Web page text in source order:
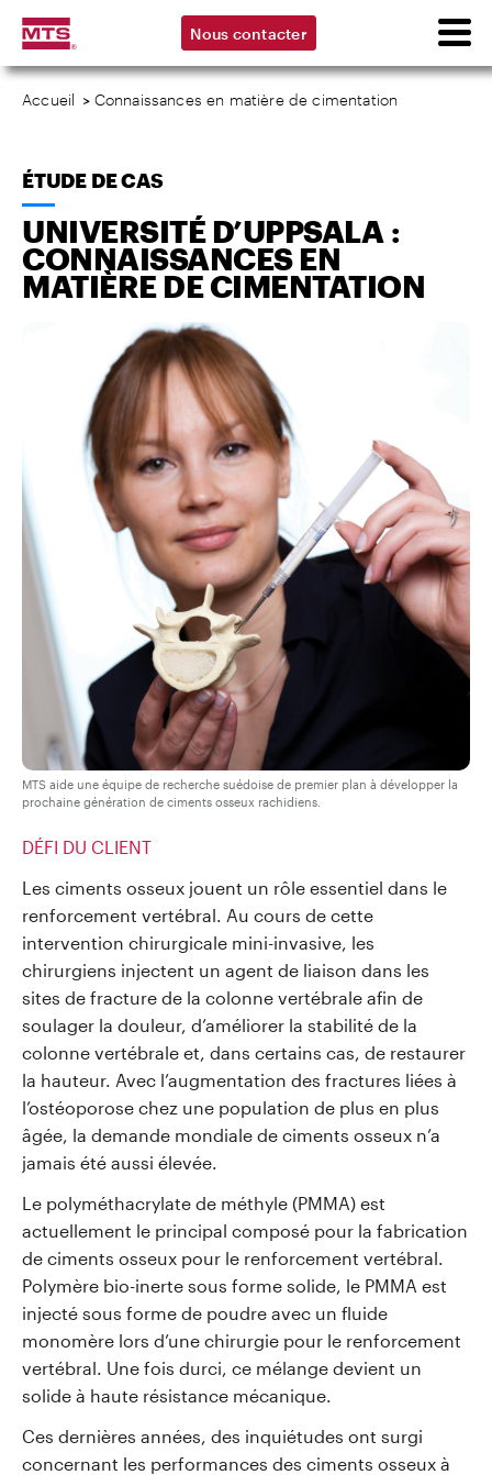
Nous contacter
Accueil > Connaissances en matière de cimentation
ÉTUDE DE CAS
UNIVERSITÉ D’UPPSALA :
CONNAISSANCES EN
MATIÈRE DE CIMENTATION
MTS aide une équipe de recherche suédoise de premier plan à développer la
prochaine génération de ciments osseux rachidiens.
DÉFI DU CLIENT
Les ciments osseux jouent un rôle essentiel dans le
renforcement vertébral. Au cours de cette
intervention chirurgicale mini-invasive, les
chirurgiens injectent un agent de liaison dans les
sites de fracture de la colonne vertébrale afin de
soulager la douleur, d’améliorer la stabilité de la
colonne vertébrale et, dans certains cas, de restaurer
la hauteur. Avec l’augmentation des fractures liées à
l’ostéoporose chez une population de plus en plus
âgée, la demande mondiale de ciments osseux n’a
jamais été aussi élevée.
Le polyméthacrylate de méthyle (PMMA) est
actuellement le principal composé pour la fabrication
de ciments osseux pour le renforcement vertébral.
Polymère bio-inerte sous forme solide, le PMMA est
injecté sous forme de poudre avec un fluide
monomère lors d’une chirurgie pour le renforcement
vertébral. Une fois durci, ce mélange devient un
solide à haute résistance mécanique.
Ces dernières années, des inquiétudes ont surgi
concernant les performances des ciments osseux à